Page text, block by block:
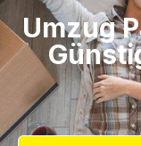
Umzug